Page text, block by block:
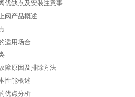
优缺点及安装注意事…
阀产品概述
适用场合
障原因及排除方法
性能概述
优点分析